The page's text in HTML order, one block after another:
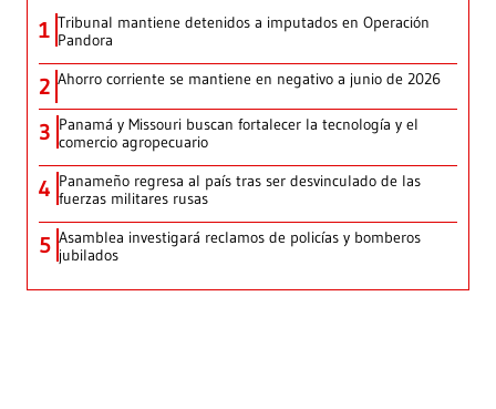
1 Tribunal mantiene detenidos a imputados en Operación
Pandora
2 Ahorro corriente se mantiene en negativo a junio de 2026
3 Panamá y Missouri buscan fortalecer la tecnología y el
comercio agropecuario
4 Panameño regresa al país tras ser desvinculado de las
fuerzas militares rusas
5 Asamblea investigará reclamos de policías y bomberos
jubilados